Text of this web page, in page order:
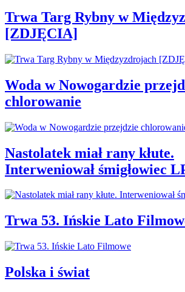
Trwa Targ Rybny w
[ZDJĘCIA]
Woda w Nowogardzie
chlorowanie
Nastolatek miał rany kłute.
Interweniował śmigłowiec
Trwa 53. Ińskie Lato
Polska i świat